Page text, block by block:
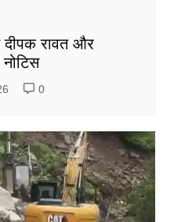
रावत और
0